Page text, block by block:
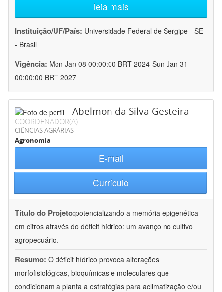
leia mais
Instituição/UF/País: Universidade Federal de Sergipe - SE
- Brasil
Vigência: Mon Jan 08 00:00:00 BRT 2024-Sun Jan 31
00:00:00 BRT 2027
Abelmon da Silva Gesteira
COORDENADOR(A)
CIÊNCIAS AGRÁRIAS
Agronomia
E-mail
Currículo
Título do Projeto:potencializando a memória epigenética
em citros através do déficit hídrico: um avanço no cultivo
agropecuário.
Resumo: O déficit hídrico provoca alterações
morfofisiológicas, bioquímicas e moleculares que
condicionam a planta a estratégias para aclimatização e/ou